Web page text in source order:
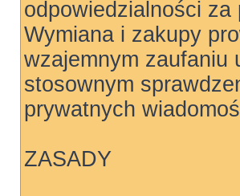
odpowiedzialności
Wymiana i zakupy
wzajemnym zaufaniu
stosownym
prywatnych
ZASADY